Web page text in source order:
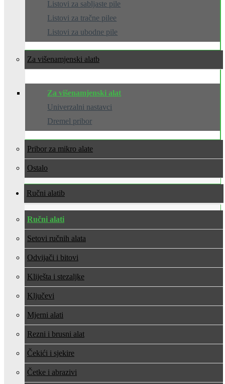
Listovi za sabljaste pile
Listovi za tračne pilee
Listovi za ubodne pile
Za višenamjenski alat
Za višenamjenski alat
Univerzalni nastavci
Dremel pribor
Pribor za mikro alate
Ostalo
Ručni alati
Ručni alati
Setovi ručnih alata
Odvijači i bitovi
Kliješta i stezaljke
Ključevi
Mjerni alati
Rezni i brusni alat
Čekići i sjekire
Četke i abrazivi